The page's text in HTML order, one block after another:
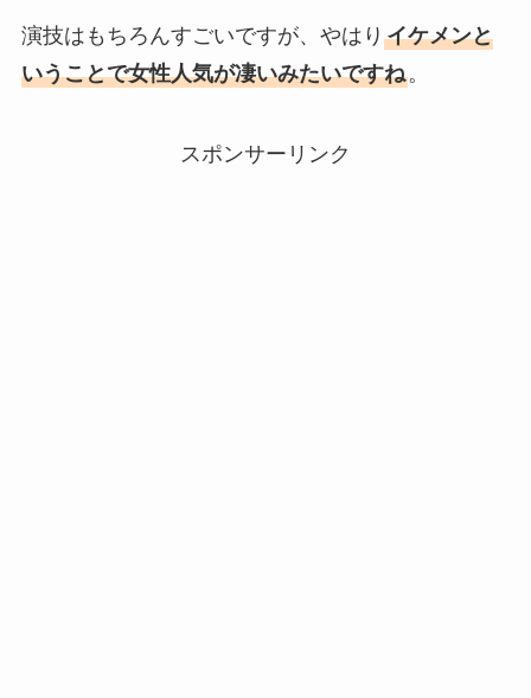
演技はもちろんすごいですが、やはり イケメンと
いうことで女性人気が凄いみたいですね。
スポンサーリンク